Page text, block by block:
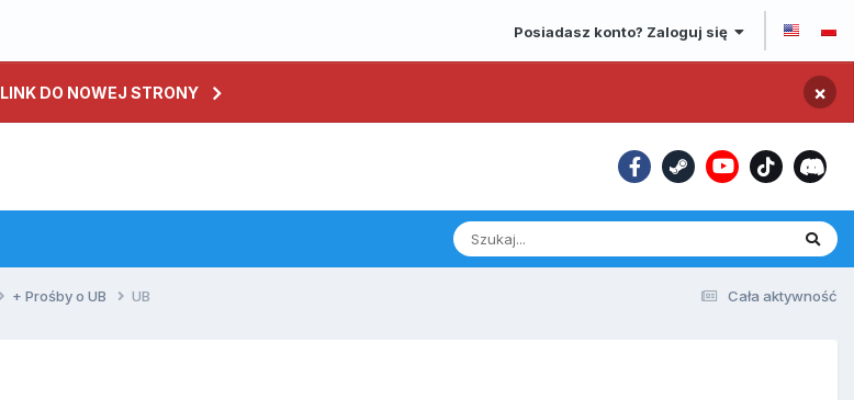
Posiadasz konto? Zaloguj się
LINK DO NOWEJ STRONY ×
Cała aktywność
+ Prośby o UB UB